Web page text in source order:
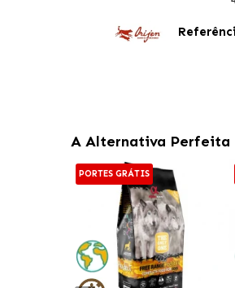
A Alternativa Perfeita
PORTES GRÁTIS